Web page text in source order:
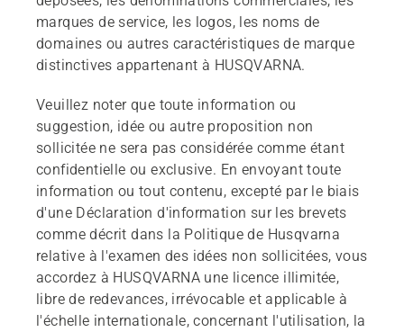
marques de service, les logos, les noms de
domaines ou autres caractéristiques de marque
distinctives appartenant à HUSQVARNA.
Veuillez noter que toute information ou
suggestion, idée ou autre proposition non
sollicitée ne sera pas considérée comme étant
confidentielle ou exclusive. En envoyant toute
information ou tout contenu, excepté par le biais
d'une Déclaration d'information sur les brevets
comme décrit dans la Politique de Husqvarna
relative à l'examen des idées non sollicitées, vous
accordez à HUSQVARNA une licence illimitée,
libre de redevances, irrévocable et applicable à
l'échelle internationale, concernant l'utilisation, la